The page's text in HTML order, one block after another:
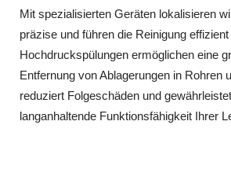
Mit spezialisierten Geräten lokalisieren
präzise und führen die Reinigung
Hochdruckspülungen ermöglichen eine
Entfernung von Ablagerungen in Rohren
reduziert Folgeschäden und
langanhaltende Funktionsfähigkeit Ihrer